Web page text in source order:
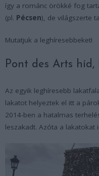
így a románc örökké fog
(pl. Pécsen), de világszerte
Mutatjuk a leghíresebbeket!
Pont des Arts híd,
Az egyik leghíresebb
lakatot helyeztek el itt a
2014-ben a hatalmas
leszakadt. Azóta a lakatokat